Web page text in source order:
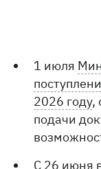
1 июля
2026 году,
подачи
С 26 июня